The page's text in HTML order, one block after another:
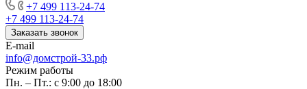
+7 499 113-24-74
+7 499 113-24-74
Заказать звонок
E-mail
info@домстрой-33.рф
Режим работы
Пн. – Пт.: с 9:00 до 18:00